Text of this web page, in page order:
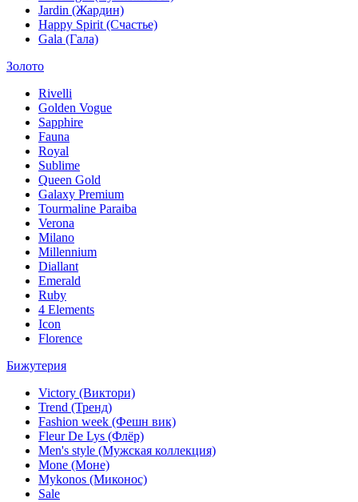
Jardin (Жардин)
Happy Spirit (Счастье)
Gala (Гала)
Золото
Rivelli
Golden Vogue
Sapphire
Fauna
Royal
Sublime
Queen Gold
Galaxy Premium
Tourmaline Paraiba
Verona
Milano
Millennium
Diallant
Emerald
Ruby
4 Elements
Icon
Florence
Бижутерия
Victory (Виктори)
Trend (Тренд)
Fashion week (Фешн вик)
Fleur De Lys (Флёр)
Men's style (Мужская коллекция)
Mone (Моне)
Mykonos (Миконос)
Sale